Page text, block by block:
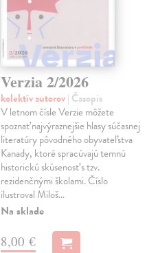
Verzia 2/2026
kolektív autorov| Časopis
V letnom čísle Verzie môžete
spoznať najvýraznejšie hlasy súčasnej
literatúry pôvodného obyvateľstva
Kanady, ktoré spracúvajú temnú
historickú skúsenosť s tzv.
rezidenčnými školami. Číslo
ilustroval Miloš…
Na sklade
8,00 €